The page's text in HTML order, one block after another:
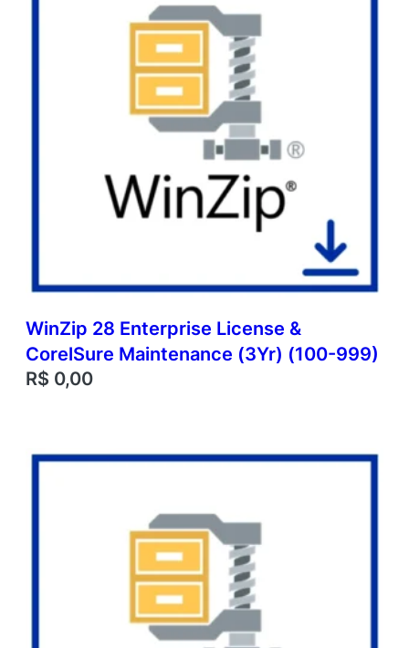
WinZip 28 Enterprise License &
CorelSure Maintenance (3Yr) (100-999)
R$ 0,00